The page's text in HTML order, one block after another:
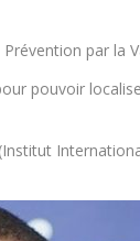
par la
pouvoir